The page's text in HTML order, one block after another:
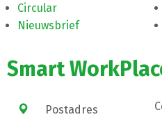
Circular
Nieuwsbrief
Smart
Postadres